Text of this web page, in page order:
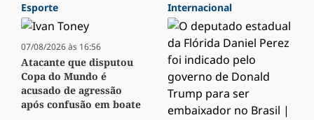
Esporte
07/08/2026 às 16:56
Atacante que disputou
Copa do Mundo é
acusado de agressão
após confusão em boate
Internacional